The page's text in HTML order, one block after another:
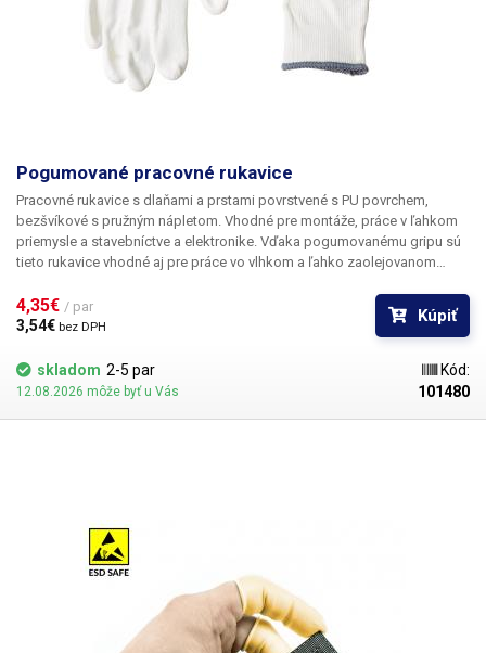
Pogumované pracovné rukavice
Pracovné rukavice s dlaňami a prstami povrstvené s PU povrchem,
bezšvíkové s pružným nápletom. Vhodné pre montáže, práce v ľahkom
priemysle a stavebníctve a elektronike. Vďaka pogumovanému gripu sú
tieto rukavice vhodné aj pre práce vo vlhkom a ľahko zaolejovanom
žiaduce vznik odtlačkov prstov. Materiál: Polyesterový bezšvový úplet,
latex Veľkosť: 10 / XL
4,35€ / par
3,54€ bez DPH
Kúpiť
skladom 2-5 par
12.08.2026 môže byť u Vás
Kód:
101480